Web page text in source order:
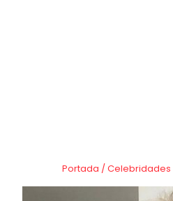
Portada /Celebridades